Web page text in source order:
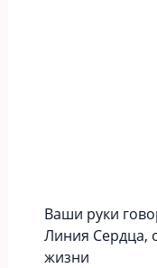
Ваши руки
Линия Сердца,
жизни